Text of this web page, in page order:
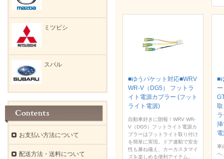
■ゆうパケット対応■WRV
WR-V（DG5） フットラ
イト電源カプラー (フット
ライト電源)
自動車好きに朗報！WRV WR-
V（DG5）フットライト電源カ
プラーはフットライト取り付け
を簡単に実現。ドア連動で安全
性も兼ね備え、カーカスタマイ
ズを楽しめる便利アイテム。
■
車
へ
ミツビシ
スバル
お支払い方法について
配送方法・送料について